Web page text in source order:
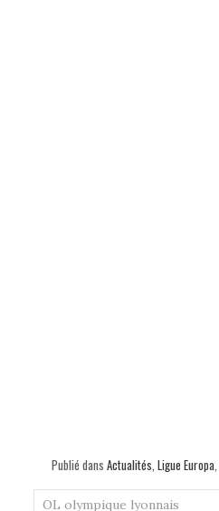
Publié dans Actualités Ligue Europa
OL olympique lyonnais